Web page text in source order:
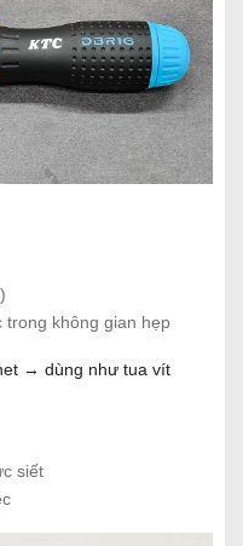
trong không gian hẹp
→ dùng như tua vít
siết